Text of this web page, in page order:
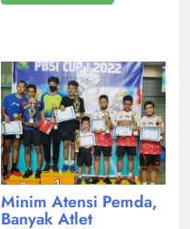
Minim Atensi Pemda,
Banyak Atlet